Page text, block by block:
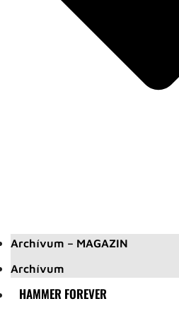
Archívum – MAGAZIN
Archívum
HAMMER FOREVER